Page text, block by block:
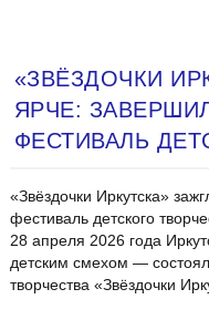
«ЗВЁЗДОЧКИ
ЯРЧЕ:
ФЕСТИВАЛЬ
«Звёздочки Иркутска»
фестиваль детского
28 апреля 2026 года
детским смехом —
творчества «Звёздочки